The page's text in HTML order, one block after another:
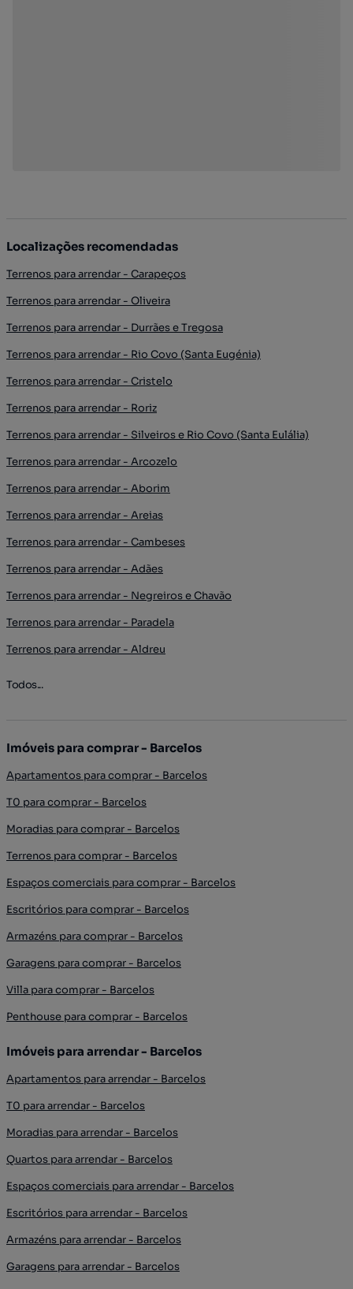
Localizações recomendadas
Terrenos para arrendar - Carapeços
Terrenos para arrendar - Oliveira
Terrenos para arrendar - Durrães e Tregosa
Terrenos para arrendar - Rio Covo (Santa Eugénia)
Terrenos para arrendar - Cristelo
Terrenos para arrendar - Roriz
Terrenos para arrendar - Silveiros e Rio Covo (Santa Eulália)
Terrenos para arrendar - Arcozelo
Terrenos para arrendar - Aborim
Terrenos para arrendar - Areias
Terrenos para arrendar - Cambeses
Terrenos para arrendar - Adães
Terrenos para arrendar - Negreiros e Chavão
Terrenos para arrendar - Paradela
Terrenos para arrendar - Aldreu
Todos...
Imóveis para comprar - Barcelos
Apartamentos para comprar - Barcelos
T0 para comprar - Barcelos
Moradias para comprar - Barcelos
Terrenos para comprar - Barcelos
Espaços comerciais para comprar - Barcelos
Escritórios para comprar - Barcelos
Armazéns para comprar - Barcelos
Garagens para comprar - Barcelos
Villa para comprar - Barcelos
Penthouse para comprar - Barcelos
Imóveis para arrendar - Barcelos
Apartamentos para arrendar - Barcelos
T0 para arrendar - Barcelos
Moradias para arrendar - Barcelos
Quartos para arrendar - Barcelos
Espaços comerciais para arrendar - Barcelos
Escritórios para arrendar - Barcelos
Armazéns para arrendar - Barcelos
Garagens para arrendar - Barcelos